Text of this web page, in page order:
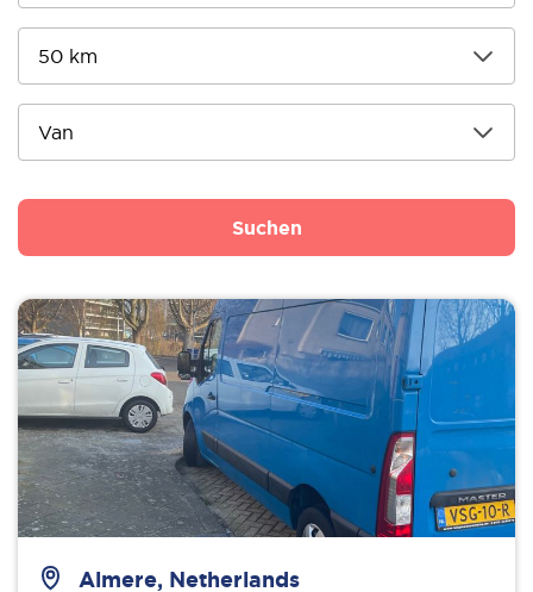
Suchen
Almere, Netherlands